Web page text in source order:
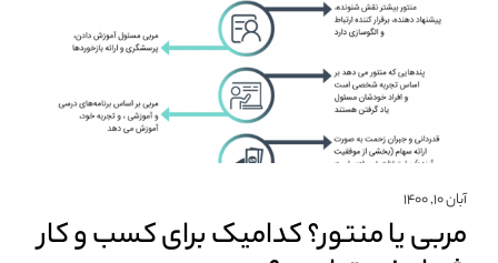
آبان ۱۰, ۱۴۰۰
مربی یا منتور؟ کدامیک برای کسب و کار